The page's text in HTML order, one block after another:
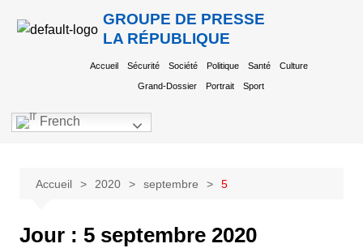
GROUPE DE PRESSE
LA RÉPUBLIQUE
Accueil Sécurité Société Politique Santé Culture
Grand-Dossier Portrait Sport
French
Accueil 2020 septembre 5
Jour : 5 septembre 2020